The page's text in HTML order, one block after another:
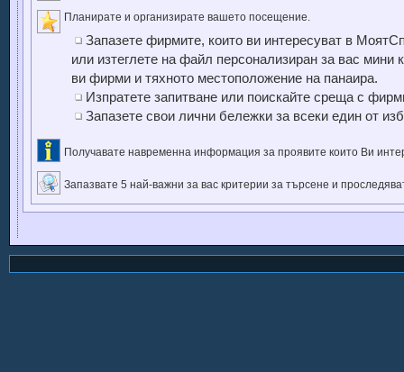
Планирате и организирате вашето посещение.
Запазете фирмите, които ви интересуват в
или изтеглете на файл персонализиран за вас мини
ви фирми и тяхното местоположение на панаира.
Изпратете запитване или поискайте среща с
Запазете свои лични бележки за всеки един от
Получавате навременна информация за проявите които Ви
Запазвате 5 най-важни за вас критерии за търсене и